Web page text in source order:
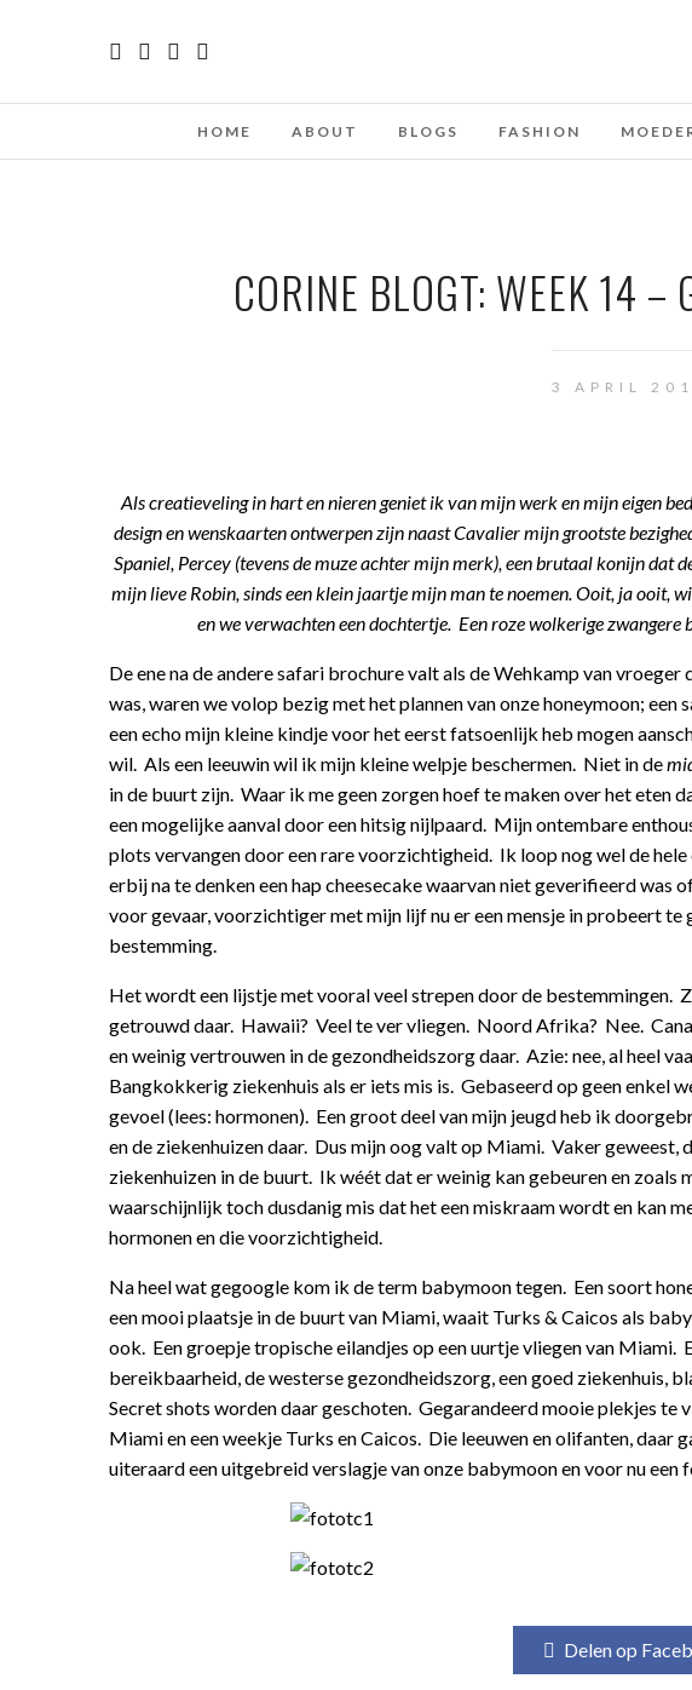
HOME ABOUT BLOGS FASHION
CORINE BLOGT: WEEK 14 –
3 APRIL
Als creatieveling in hart en nieren geniet ik van mijn werk en mijn eigen
design en wenskaarten ontwerpen zijn naast Cavalier mijn grootste
Spaniel, Percey (tevens de muze achter mijn merk), een brutaal konijn dat
mijn lieve Robin, sinds een klein jaartje mijn man te noemen. Ooit, ja ooit,
en we verwachten een dochtertje. Een roze wolkerige
De ene na de andere safari brochure valt als de Wehkamp van
was, waren we volop bezig met het plannen van onze honeymoon;
een echo mijn kleine kindje voor het eerst fatsoenlijk heb mogen
wil. Als een leeuwin wil ik mijn kleine welpje beschermen. Niet in de
in de buurt zijn. Waar ik me geen zorgen hoef te maken over het eten
een mogelijke aanval door een hitsig nijlpaard. Mijn ontembare
plots vervangen door een rare voorzichtigheid. Ik loop nog wel de
erbij na te denken een hap cheesecake waarvan niet geverifieerd was
voor gevaar, voorzichtiger met mijn lijf nu er een mensje in probeert te
bestemming.
Het wordt een lijstje met vooral veel strepen door de bestemmingen.
getrouwd daar. Hawaii? Veel te ver vliegen. Noord Afrika? Nee.
en weinig vertrouwen in de gezondheidszorg daar. Azie: nee, al heel
Bangkokkerig ziekenhuis als er iets mis is. Gebaseerd op geen
gevoel (lees: hormonen). Een groot deel van mijn jeugd heb ik
en de ziekenhuizen daar. Dus mijn oog valt op Miami. Vaker geweest,
ziekenhuizen in de buurt. Ik wéét dat er weinig kan gebeuren en zoals
waarschijnlijk toch dusdanig mis dat het een miskraam wordt en kan
hormonen en die voorzichtigheid.
Na heel wat gegoogle kom ik de term babymoon tegen. Een soort
een mooi plaatsje in de buurt van Miami, waait Turks & Caicos als
ook. Een groepje tropische eilandjes op een uurtje vliegen van
bereikbaarheid, de westerse gezondheidszorg, een goed ziekenhuis,
Secret shots worden daar geschoten. Gegarandeerd mooie plekjes te
Miami en een weekje Turks en Caicos. Die leeuwen en olifanten, daar
uiteraard een uitgebreid verslagje van onze babymoon en voor nu
Delen op